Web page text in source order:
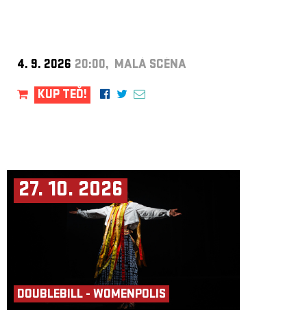
4. 9. 2026 20:00, MALÁ SCÉNA
KUP TEĎ!
27. 10. 2026
DOUBLEBILL - WOMENPOLIS